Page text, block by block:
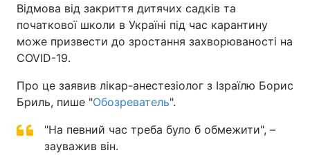
Відмова від закриття дитячих садків та
початкової школи в Україні під час карантину
може призвести до зростання захворюваності на
COVID-19.
Про це заявив лікар-анестезіолог з Ізраїлю Борис
Бриль, пише "Обозреватель".
"На певний час треба було б обмежити", –
зауважив він.